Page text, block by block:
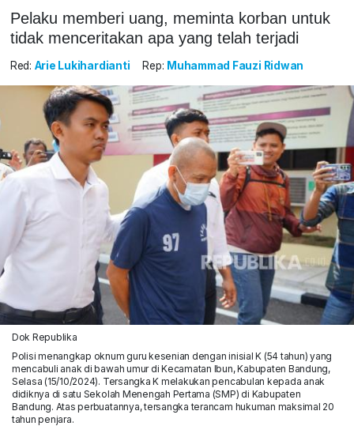
Pelaku memberi uang, meminta korban untuk
tidak menceritakan apa yang telah terjadi
Red: Arie Lukihardianti Rep: Muhammad Fauzi Ridwan
Dok Republika
Polisi menangkap oknum guru kesenian dengan inisial K (54 tahun) yang
mencabuli anak di bawah umur di Kecamatan Ibun, Kabupaten Bandung,
Selasa (15/10/2024). Tersangka K melakukan pencabulan kepada anak
didiknya di satu Sekolah Menengah Pertama (SMP) di Kabupaten
Bandung. Atas perbuatannya, tersangka terancam hukuman maksimal 20
tahun penjara.